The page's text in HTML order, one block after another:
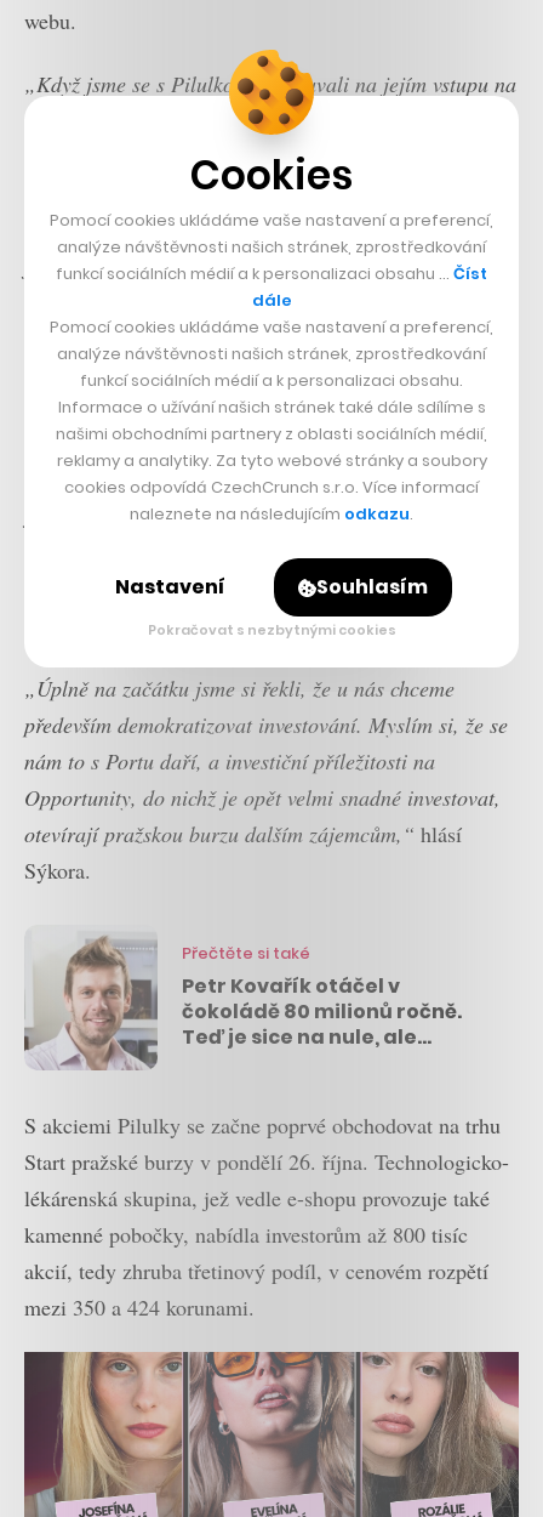
webu.
„Když jsme se s Pilulkou domlouvali na jejím vstupu na
kapitálový trh, chtěli jsme, aby se na něm mohli podílet
i klienti Portu. Idea je, že jako si můžete pár kliknutími
objednat vitamíny v e-shopu, můžete si stejným
způsobem koupit i akcie Pilulky a tím se podílet na
jejím úspěchu,“říká Sýkora, který to nazývá termínem
„Chceme demokratizovat
investování do akcií.“
Když jste totiž spokojeným zákazníkem firmy a fandíte
ji, dává smysl, že ji chcete podpořit i nad rámec
samotného nákupu. A když zrovna vstupuje na burzu,
podpoříte ji vlastním kapitálem a díky tomu se můžete
podílet na jejích dalších úspěších.
„Úplně na začátku jsme si řekli, že u nás chceme
především demokratizovat investování. Myslím si, že se
nám to s Portu daří, a investiční příležitosti na
Opportunity, do nichž je opět velmi snadné investovat,
otevírají pražskou burzu dalším zájemcům,“ hlásí
Sýkora.
Přečtěte si také
Petr Kovařík otáčel v
čokoládě 80 milionů ročně.
Teď je sice na nule, ale
S akciemi Pilulky se začne poprvé obchodovat na trhu
Start pražské burzy v pondělí 26. října. Technologicko-
lékárenská skupina, jež vedle e-shopu provozuje také
kamenné pobočky, nabídla investorům až 800 tisíc
akcií, tedy zhruba třetinový podíl, v cenovém rozpětí
mezi 350 a 424 korunami.
Cookies
Pomocí cookies ukládáme vaše nastavení a preferencí,
analýze návštěvnosti našich stránek, zprostředkování
funkcí sociálních médií a k personalizaci obsahu … Číst
dále
Pomocí cookies ukládáme vaše nastavení a preferencí,
analýze návštěvnosti našich stránek, zprostředkování
funkcí sociálních médií a k personalizaci obsahu.
Informace o užívání našich stránek také dále sdílíme s
našimi obchodními partnery z oblasti sociálních médií,
reklamy a analytiky. Za tyto webové stránky a soubory
cookies odpovídá CzechCrunch s.r.o. Více informací
naleznete na následujícím odkazu.
Nastavení Souhlasím
Pokračovat s nezbytnými cookies